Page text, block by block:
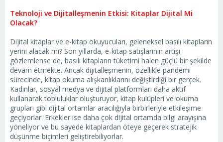
Teknoloji ve Dijitalleşmenin Etkisi: Kitaplar Dijital Mi
Olacak?
Dijital kitaplar ve e-kitap okuyucuları, geleneksel basılı kitapların
yerini alacak mı? Son yıllarda, e-kitap satışlarının artışı
gözlemlense de, basılı kitapların tüketimi halen güçlü bir şekilde
devam etmekte. Ancak dijitalleşmenin, özellikle pandemi
sürecinde, kitap okuma alışkanlıklarını değiştirdiği bir gerçek.
Kadınlar, sosyal medya ve dijital platformları daha aktif
kullanarak topluluklar oluşturuyor, kitap kulüpleri ve okuma
grupları gibi dijital ortamlar aracılığıyla birbirleriyle etkileşime
geçiyorlar. Erkekler ise daha çok dijital ortamda bilgi arayışına
yöneliyor ve bu sayede kitaplardan öteye geçerek stratejik
düşünme biçimleri geliştirebiliyorlar.